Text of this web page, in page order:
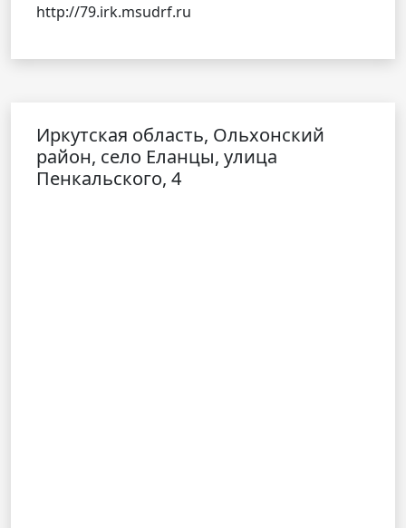
http://79.irk.msudrf.ru
Иркутская область, Ольхонский
район, село Еланцы, улица
Пенкальского, 4